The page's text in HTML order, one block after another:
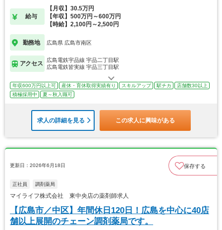
給与
【月収】30.5万円
【年収】500万円～600万円
【時給】2,100円～2,500円
勤務地 広島県 広島市南区
アクセス
広島電鉄宇品線 宇品二丁目駅
広島電鉄皆実線 宇品三丁目駅
年収600万円以上可 産休・育休取得実績有り スキルアップ 駅チカ
店舗数30以上
積極採用中
夏～秋入職可
求人の詳細を見る この求人に興味がある
更新日：2026年6月18日 保存する
正社員 調剤薬局
マイライフ株式会社 東中央店の薬剤師求人
【広島市／中区】年間休日120日！広島を中心に40店
舗以上展開のチェーン調剤薬局です。